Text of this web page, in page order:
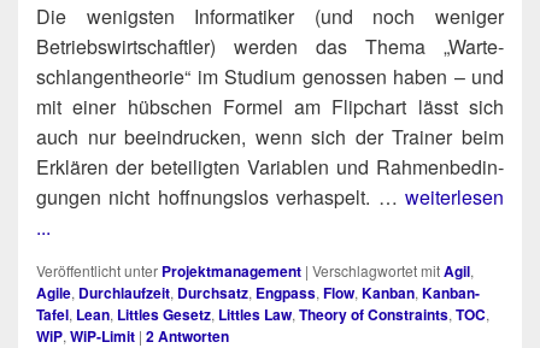
Die wenigs­ten Infor­ma­ti­ker (und noch weni­ger
Betriebs­wirt­schaft­ler) wer­den das The­ma „War­te­
schlan­gen­theo­rie“ im Stu­di­um genos­sen haben – und
mit einer hüb­schen For­mel am Flip­chart lässt sich
auch nur beein­dru­cken, wenn sich der Trai­ner beim
Erklä­ren der betei­lig­ten Varia­blen und Rah­men­be­din­
gun­gen nicht hoff­nungs­los ver­has­pelt. … weiterlesen
...
Veröffentlicht unter Projektmanagement | Verschlagwortet mitAgil,
Agile, Durchlaufzeit, Durchsatz, Engpass, Flow, Kanban, Kanban-
Tafel, Lean, Littles Gesetz, Littles Law, Theory of Constraints, TOC,
WiP, WiP-Limit | 2Antworten